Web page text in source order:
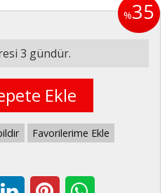
%35
3 gündür.
Ekle
Favorilerime Ekle